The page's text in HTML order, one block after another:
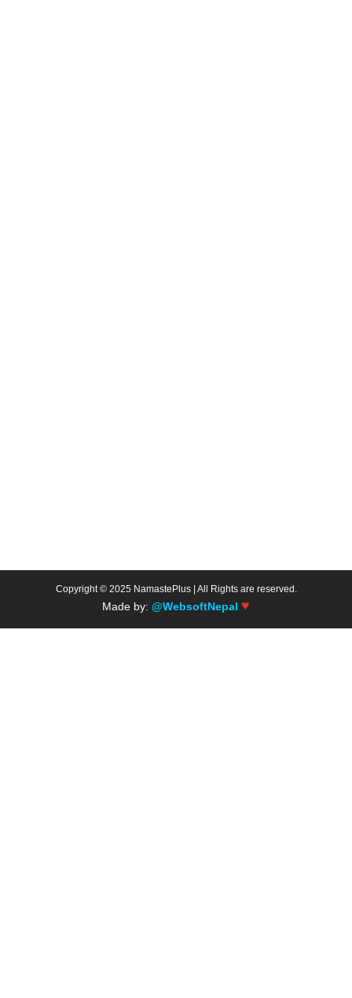
Copyright © 2025 NamastePlus | All Rights are reserved.
Made by: @WebsoftNepal ♥